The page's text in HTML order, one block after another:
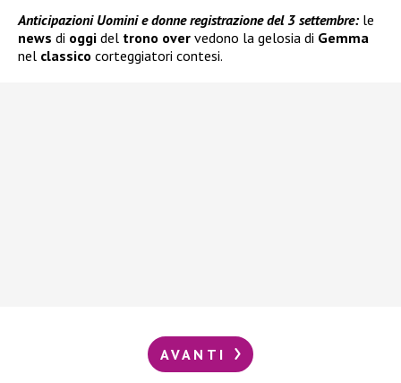
Anticipazioni Uomini e donne registrazione del 3 settembre:le
news di oggi del trono over vedono la gelosia di Gemma
nel classico corteggiatori contesi.
AVANTI